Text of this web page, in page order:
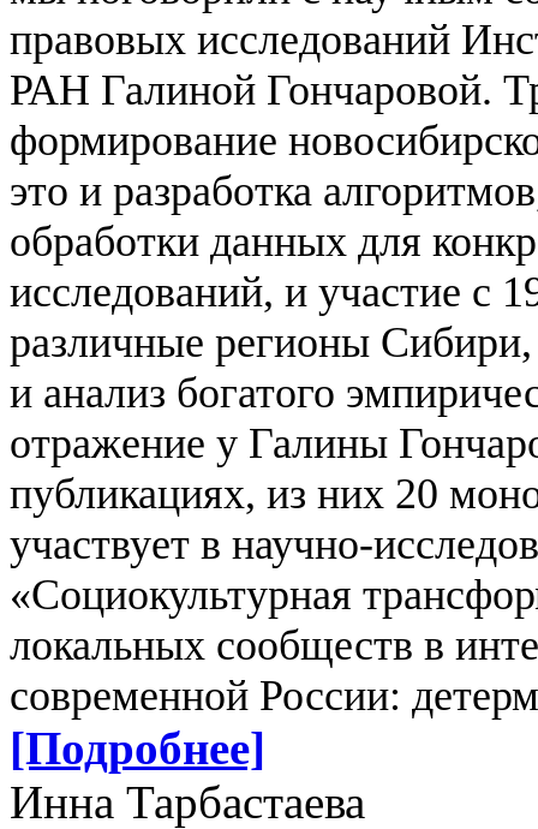
правовых исследований
РАН Галиной Гончаровой.
формирование
это и разработка
обработки данных для
исследований, и участие с
различные регионы
и анализ богатого
отражение у Галины
публикациях, из них 20
участвует в научно-
«Социокультурная
локальных сообществ в
современной России:
[Подробнее]
Инна Тарбастаева